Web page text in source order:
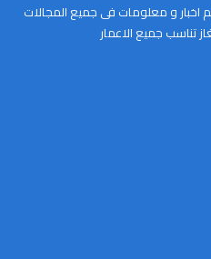
و معلومات فى جميع المجالات
تناسب جميع الاعمار